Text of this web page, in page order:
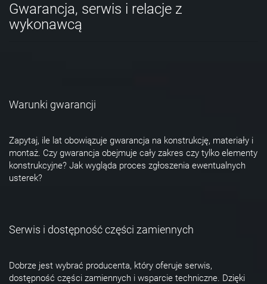
Gwarancja, serwis i relacje z
wykonawcą
Warunki gwarancji
Zapytaj, ile lat obowiązuje gwarancja na konstrukcję, materiały i
montaż. Czy gwarancja obejmuje cały zakres czy tylko elementy
konstrukcyjne? Jak wygląda proces zgłoszenia ewentualnych
usterek?
Serwis i dostępność części zamiennych
Dobrze jest wybrać producenta, który oferuje serwis,
dostępność części zamiennych i wsparcie techniczne. Dzięki